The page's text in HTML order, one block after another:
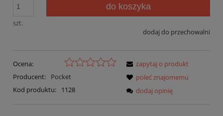
szt.
do koszyka
dodaj do przechowalni
Ocena:
Producent:
Pocket
Kod produktu:
1128
zapytaj o produkt
poleć znajomemu
dodaj opinię